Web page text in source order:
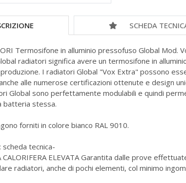
SCHEDA
Termosifone in alluminio pressofuso Global
radiatori significa avere un termosifone in
I radiatori Global "Vox Extra" possono
alle numerose certificazioni ottenute e design
Global sono perfettamente modulabili e quindi
batteria stessa.
forniti in colore bianco RAL 9010.
scheda tecnica-
CALORIFERA ELEVATA Garantita dalle prove
radiatori, anche di pochi elementi, col minimo